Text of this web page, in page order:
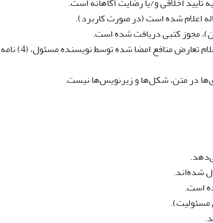
اعلام شده است (در صورت کاربرد).
مجوز کتبی دریافت شده است.
در متن، شکل‌ها و زیرنویس‌ها نیست.
شده‌اند.
است.
مسئولیت).